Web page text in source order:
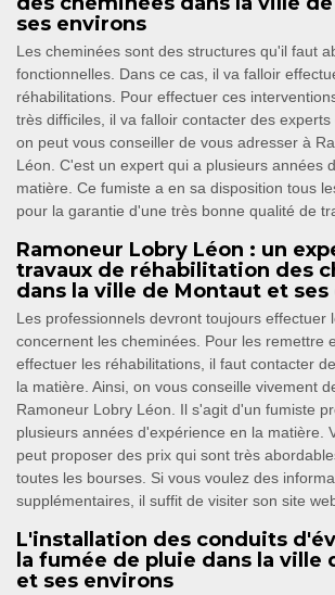
ses environs
Les cheminées sont des structures qu'il faut
fonctionnelles. Dans ce cas, il va falloir
réhabilitations. Pour effectuer ces
très difficiles, il va falloir contacter des experts
on peut vous conseiller de vous adresser à
Léon. C'est un expert qui a plusieurs années
matière. Ce fumiste a en sa disposition tous
pour la garantie d'une très bonne qualité de
Ramoneur Lobry Léon : un
travaux de réhabilitation des
dans la ville de Montaut et
Les professionnels devront toujours effectuer
concernent les cheminées. Pour les remettre
effectuer les réhabilitations, il faut contacter
la matière. Ainsi, on vous conseille vivement
Ramoneur Lobry Léon. Il s'agit d'un fumiste
plusieurs années d'expérience en la matière.
peut proposer des prix qui sont très
toutes les bourses. Si vous voulez des
supplémentaires, il suffit de visiter son site
L'installation des conduits
la fumée de pluie dans la ville
et ses environs